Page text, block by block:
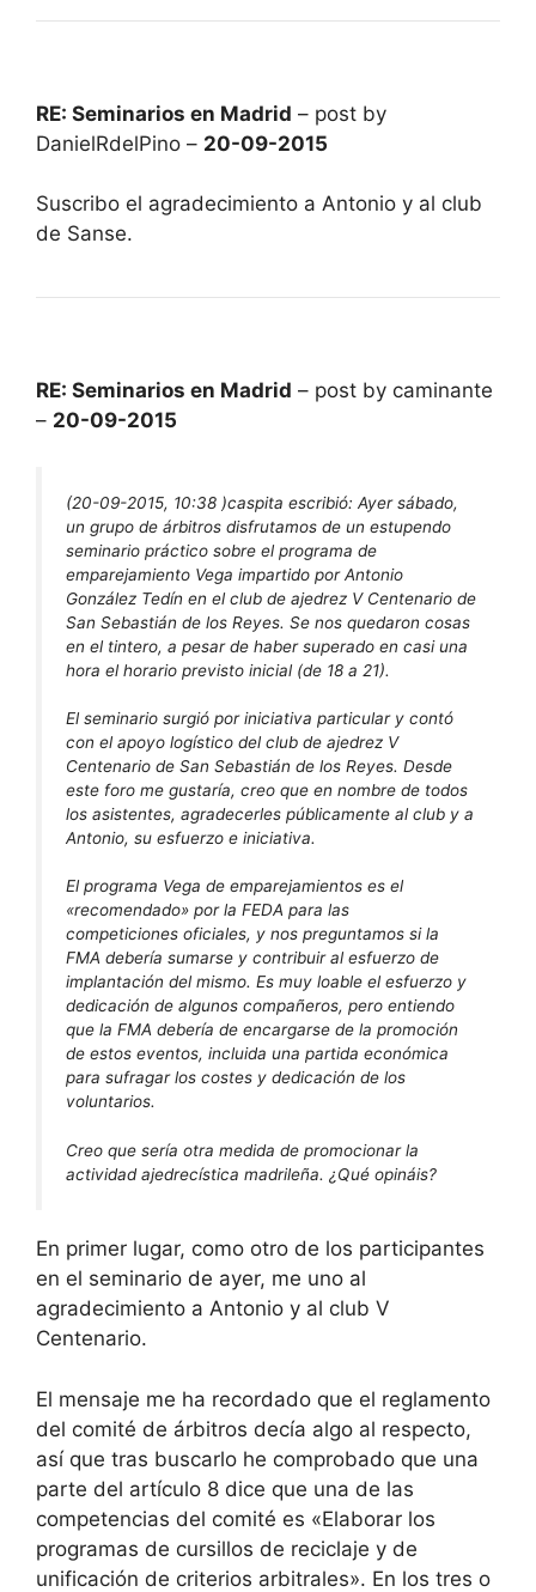
RE: Seminarios en Madrid – post by
DanielRdelPino – 20-09-2015
Suscribo el agradecimiento a Antonio y al club
de Sanse.
RE: Seminarios en Madrid – post by caminante
– 20-09-2015
(20-09-2015, 10:38 )caspita escribió: Ayer sábado,
un grupo de árbitros disfrutamos de un estupendo
seminario práctico sobre el programa de
emparejamiento Vega impartido por Antonio
González Tedín en el club de ajedrez V Centenario de
San Sebastián de los Reyes. Se nos quedaron cosas
en el tintero, a pesar de haber superado en casi una
hora el horario previsto inicial (de 18 a 21).
El seminario surgió por iniciativa particular y contó
con el apoyo logístico del club de ajedrez V
Centenario de San Sebastián de los Reyes. Desde
este foro me gustaría, creo que en nombre de todos
los asistentes, agradecerles públicamente al club y a
Antonio, su esfuerzo e iniciativa.
El programa Vega de emparejamientos es el
«recomendado» por la FEDA para las
competiciones oficiales, y nos preguntamos si la
FMA debería sumarse y contribuir al esfuerzo de
implantación del mismo. Es muy loable el esfuerzo y
dedicación de algunos compañeros, pero entiendo
que la FMA debería de encargarse de la promoción
de estos eventos, incluida una partida económica
para sufragar los costes y dedicación de los
voluntarios.
Creo que sería otra medida de promocionar la
actividad ajedrecística madrileña. ¿Qué opináis?
En primer lugar, como otro de los participantes
en el seminario de ayer, me uno al
agradecimiento a Antonio y al club V
Centenario.
El mensaje me ha recordado que el reglamento
del comité de árbitros decía algo al respecto,
así que tras buscarlo he comprobado que una
parte del artículo 8 dice que una de las
competencias del comité es «Elaborar los
programas de cursillos de reciclaje y de
unificación de criterios arbitrales». En los tres o